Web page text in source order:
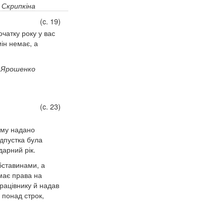
(c. 19)
року у вас
немає, а
(c. 23)
надано
була
рік.
а
права на
й надав
строк,